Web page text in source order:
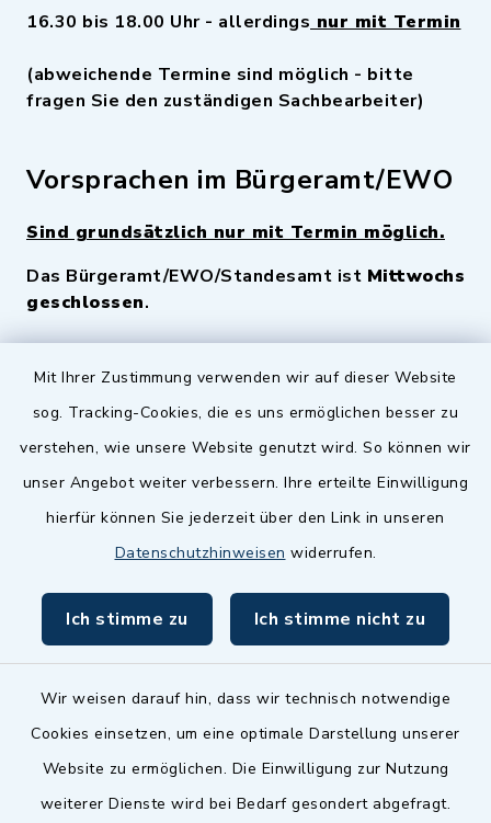
Mit Ihrer Zustimmung verwenden wir auf dieser Website
sog. Tracking-Cookies, die es uns ermöglichen besser zu
verstehen, wie unsere Website genutzt wird. So können wir
unser Angebot weiter verbessern. Ihre erteilte Einwilligung
hierfür können Sie jederzeit über den Link in unseren
Datenschutzhinweisen widerrufen.
Ich stimme zu Ich stimme nicht zu
Wir weisen darauf hin, dass wir technisch notwendige
Cookies einsetzen, um eine optimale Darstellung unserer
Website zu ermöglichen. Die Einwilligung zur Nutzung
weiterer Dienste wird bei Bedarf gesondert abgefragt.
16.30 bis 18.00 Uhr - allerdings nur mit Termin
(abweichende Termine sind möglich - bitte
fragen Sie den zuständigen Sachbearbeiter)
Vorsprachen im Bürgeramt/EWO
Sind grundsätzlich nur mit Termin möglich.
Das Bürgeramt/EWO/Standesamt ist Mittwochs
geschlossen.
Quicklinks
Zenngrund Allianz
Dillenberggruppe
inixmedia GmbH